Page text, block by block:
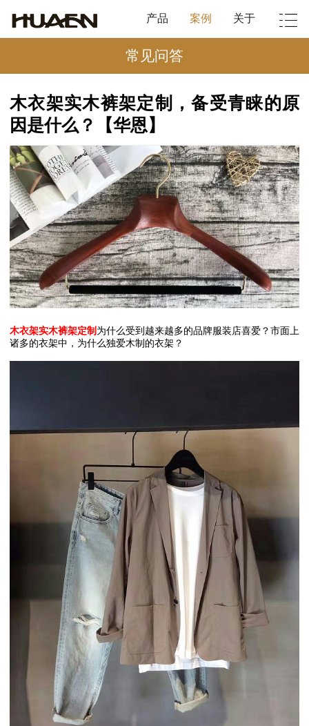
产品 案例 关于
常见问答
木衣架实木裤架定制，备受青睐的原
因是什么？【华恩】
木衣架实木裤架定制 为什么受到越来越多的品牌服装店喜爱？市面上
诸多的衣架中，为什么独爱木制的衣架？